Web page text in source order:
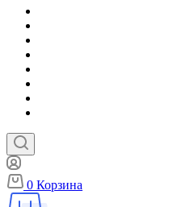
0 Корзина